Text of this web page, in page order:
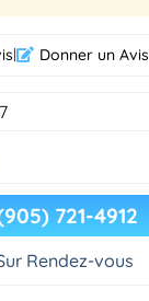
| Donner un Avis
721-4912
Rendez-vous